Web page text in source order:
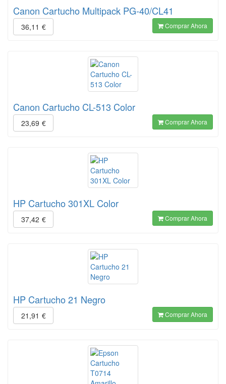
Canon Cartucho Multipack PG-40/CL41
36,11 € Comprar Ahora
Canon Cartucho CL-513 Color
23,69 € Comprar Ahora
HP Cartucho 301XL Color
37,42 € Comprar Ahora
HP Cartucho 21 Negro
21,91 € Comprar Ahora